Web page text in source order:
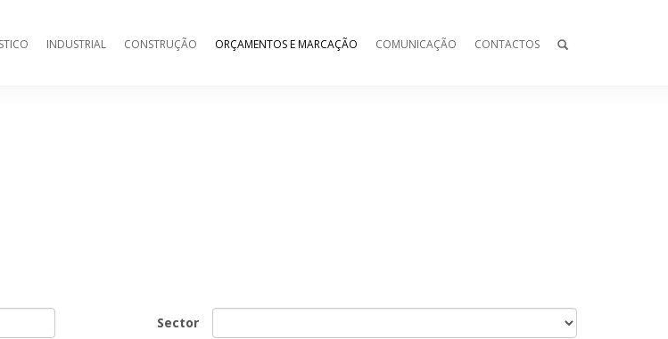
INDUSTRIAL CONSTRUÇÃO ORÇAMENTOS E MARCAÇÃO COMUNICAÇÃO CONTACTOS
Sector